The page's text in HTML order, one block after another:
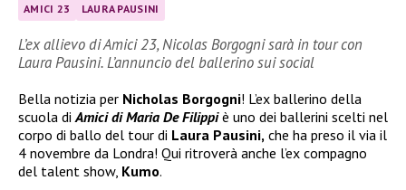
AMICI 23 LAURA PAUSINI
L’ex allievo di Amici 23, Nicolas Borgogni sarà in tour con
Laura Pausini. L’annuncio del ballerino sui social
Bella notizia per Nicholas Borgogni! L’ex ballerino della
scuola diAmici di Maria De Filippiè uno dei ballerini scelti nel
corpo di ballo del tour di Laura Pausini, che ha preso il via il
4 novembre da Londra! Qui ritroverà anche l’ex compagno
del talent show, Kumo.